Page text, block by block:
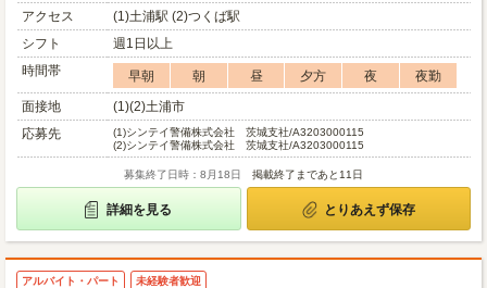
アクセス
(1)土浦駅 (2)つくば駅
シフト
週1日以上
時間帯
早朝 朝 昼 夕方 夜
夜勤
面接地
(1)(2)土浦市
応募先
(1)シンテイ警備株式会社 茨城支社/A3203000115
(2)シンテイ警備株式会社 茨城支社/A3203000115
募集終了日時：8月18日 掲載終了まであと11日
詳細を見る とりあえず保存
アルバイト・パート 未経験者歓迎